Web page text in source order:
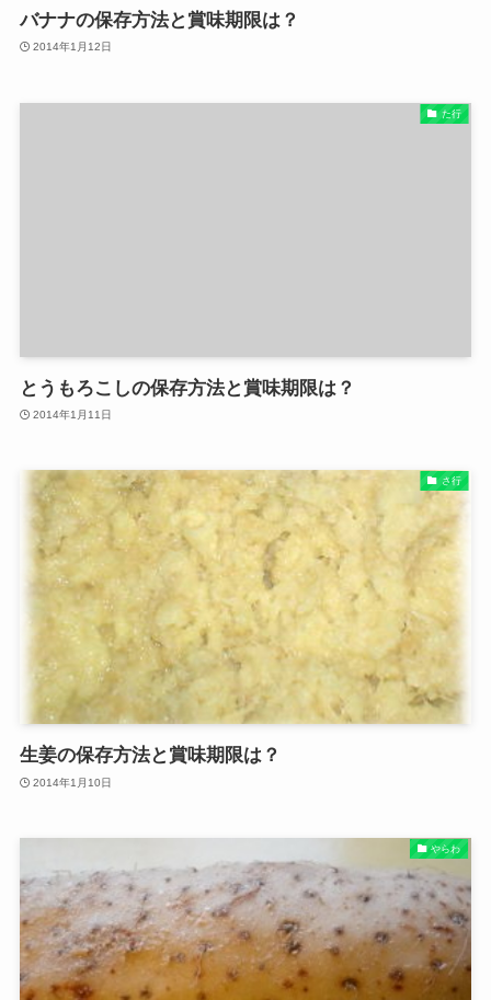
バナナの保存方法と賞味期限は？
2014年1月12日
た行
とうもろこしの保存方法と賞味期限は？
2014年1月11日
さ行
生姜の保存方法と賞味期限は？
2014年1月10日
やらわ